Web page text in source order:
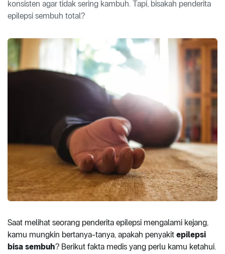
konsisten agar tidak sering kambuh. Tapi, bisakah penderita
epilepsi sembuh total?
Saat melihat seorang penderita epilepsi mengalami kejang,
kamu mungkin bertanya-tanya, apakah penyakit epilepsi
bisa sembuh? Berikut fakta medis yang perlu kamu ketahui.